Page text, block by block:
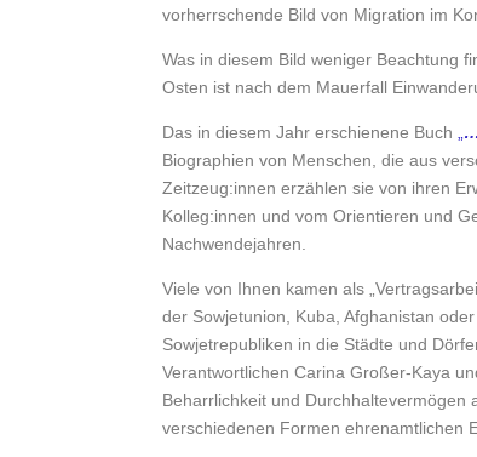
vorherrschende Bild von Migration im
Was in diesem Bild weniger Beachtung
Osten ist nach dem Mauerfall
Das in diesem Jahr erschienene Buch„
Biographien von Menschen, die aus
Zeitzeug:innen erzählen sie von ihren
Kolleg:innen und vom Orientieren und
Nachwendejahren.
Viele von Ihnen kamen als
der Sowjetunion, Kuba, Afghanistan
Sowjetrepubliken in die Städte und
Verantwortlichen Carina Großer-Kaya
Beharrlichkeit und Durchhaltevermögen
verschiedenen Formen ehrenamtlichen